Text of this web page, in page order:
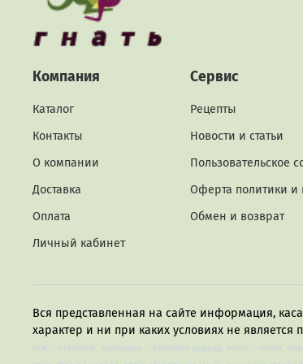
Компания
Каталог
Контакты
О компании
Доставка
Оплата
Личный кабинет
Сервис
Рецепты
Новости и статьи
Пользовательское
Оферта политики и
Обмен и возврат
Вся представленная на сайте информация,
характер и ни при каких условиях не